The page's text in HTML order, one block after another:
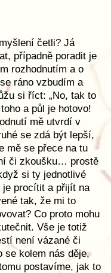
četli? Já
případně poradit je
rozhodnutím a o
ráno vzbudím a
si říct: „No, tak to
a půl je hotovo!
mě utvrdí v
se zdá být lepší,
mě se přece na tu
či zkoušku… prostě
si ty jednotlivé
procítit a přijít na
tak, že mi to
Co proto mohu
Vše je totiž
není vázané či
se kolem nás děje,
postavíme, jak to